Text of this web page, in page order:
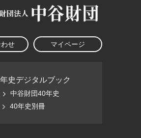
せ マイページ
史デジタルブック
中谷財団40年史
40年史別冊